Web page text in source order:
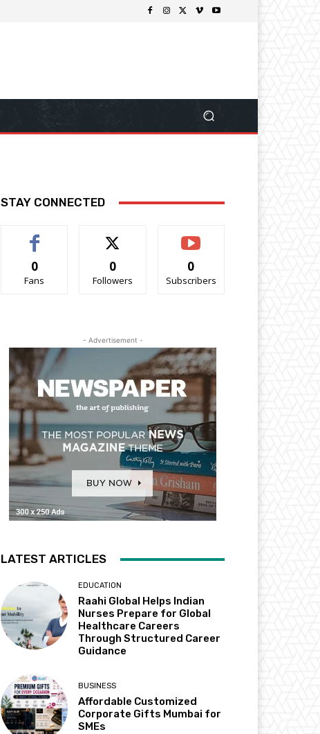
STAY CONNECTED
0
Fans
0
Followers
0
Subscribers
- Advertisement -
LATEST ARTICLES
EDUCATION
Raahi Global Helps Indian
Nurses Prepare for Global
Healthcare Careers
Through Structured Career
Guidance
BUSINESS
Affordable Customized
Corporate Gifts Mumbai for
SMEs